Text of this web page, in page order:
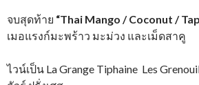
จบสุดท้าย “Thai Mango / Coconut /
เมอแรงก์มะพร้าว มะม่วง และเม็ดสาคู
ไวน์เป็น La Grange Tiphaine Les